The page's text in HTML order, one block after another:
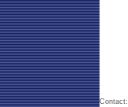
Contact: